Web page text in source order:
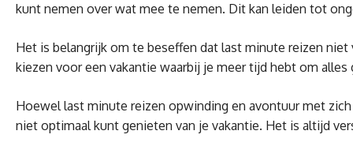
kunt nemen over wat mee te nemen. Dit kan leiden tot
Het is belangrijk om te beseffen dat last minute reizen
kiezen voor een vakantie waarbij je meer tijd hebt om
Hoewel last minute reizen opwinding en avontuur met
niet optimaal kunt genieten van je vakantie. Het is altijd